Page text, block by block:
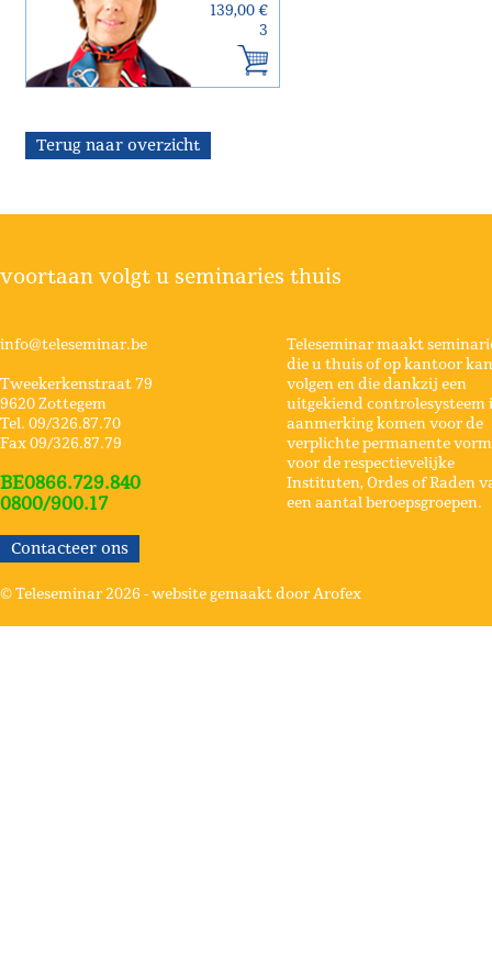
139,00 €
3
Terug naar overzicht
voortaan volgt u seminaries thuis
info@teleseminar.be
Tweekerkenstraat 79
9620 Zottegem
Tel. 09/326.87.70
Fax 09/326.87.79
BE0866.729.840
0800/900.17
Contacteer ons
Teleseminar maakt
die u thuis of op kantoor kan
volgen en die dankzij een
uitgekiend controlesysteem
aanmerking komen voor de
verplichte permanente
voor de respectievelijke
Instituten, Ordes of Raden
een aantal beroepsgroepen.
© Teleseminar 2026 -website gemaakt door Arofex